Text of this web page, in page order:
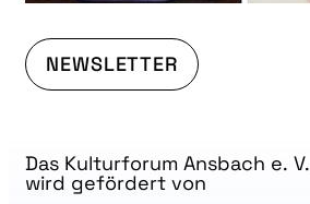
NEWSLETTER
Das Kulturforum Ansbach e. V.
wird gefördert von